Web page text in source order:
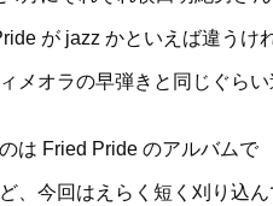
が jazz かといえば違うけ
オラの早弾きと同じぐらい
は Fried Pride のアルバム
、今回はえらく短く刈り込